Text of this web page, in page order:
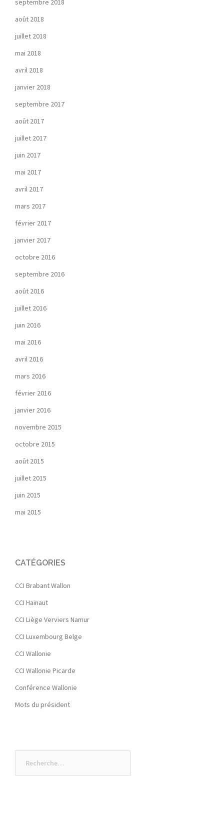
septembre 2018
août 2018
juillet 2018
mai 2018
avril 2018
janvier 2018
septembre 2017
août 2017
juillet 2017
juin 2017
mai 2017
avril 2017
mars 2017
février 2017
janvier 2017
octobre 2016
septembre 2016
août 2016
juillet 2016
juin 2016
mai 2016
avril 2016
mars 2016
février 2016
janvier 2016
novembre 2015
octobre 2015
août 2015
juillet 2015
juin 2015
mai 2015
CATÉGORIES
CCI Brabant Wallon
CCI Hainaut
CCI Liège Verviers Namur
CCI Luxembourg Belge
CCI Wallonie
CCI Wallonie Picarde
Conférence Wallonie
Mots du président